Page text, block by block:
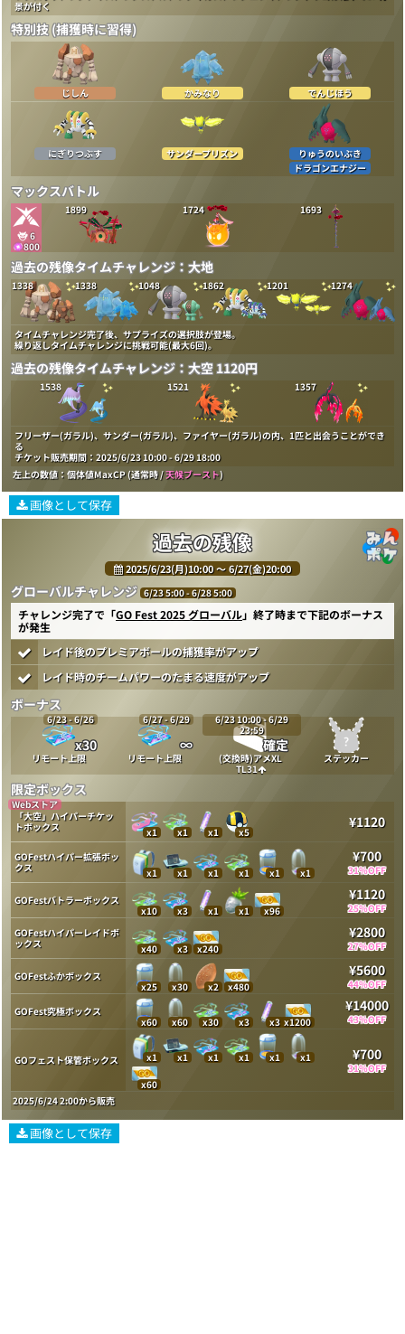
景が付く
特別技 (捕獲時に習得)
じしん かみなり でんじほう
にぎりつぶす サンダープリズン
りゅうのいぶき
ドラゴンエナジー
マックスバトル
6
800
1899 1724 1693
過去の残像タイムチャレンジ：大地
1338 1338 1048 1862 1201 1274
タイムチャレンジ完了後、サプライズの選択肢が登場。
繰り返しタイムチャレンジに挑戦可能(最大6回)。
過去の残像タイムチャレンジ：大空 1120円
1538 1521 1357
フリーザー(ガラル)、サンダー(ガラル)、ファイヤー(ガラル)の内、1匹と出会うことができ
る
チケット販売期間：2025/6/23 10:00 - 6/29 18:00
左上の数値：個体値MaxCP (通常時 /天候ブースト)
画像として保存
過去の残像
2025/6/23(月)10:00 〜 6/27(金)20:00
グローバルチャレンジ 6/23 5:00 - 6/28 5:00
チャレンジ完了で「GO Fest 2025 グローバル」終了時まで下記のボーナス
が発生
レイド後のプレミアボールの捕獲率がアップ
レイド時のチームパワーのたまる速度がアップ
ボーナス
6/23 - 6/26
x30
リモート上限
6/27 - 6/29
∞
リモート上限
6/23 10:00 - 6/29
23:59
確定
(交換時)アメXL
TL31
ステッカー
限定ボックス
Webストア
「大空」ハイパーチケッ
トボックス
x1 x1 x1 x5
¥1120
GOFestハイパー拡張ボッ
クス
x1 x1 x1 x1 x1 x1
¥700
31%OFF
GOFestバトラーボックス
x10
x3 x1 x1 x96
¥1120
25%OFF
GOFestハイパーレイドボ
ックス
x40 x3 x240
¥2800
27%OFF
GOFestふかボックス
x25
x30 x2 x480
¥5600
44%OFF
GOFest究極ボックス
x60
x60 x30 x3 x3 x1200
¥14000
43%OFF
GOフェスト保管ボックス x1 x1 x1 x1 x1
x1
x60
¥700
31%OFF
2025/6/24 2:00から販売
画像として保存